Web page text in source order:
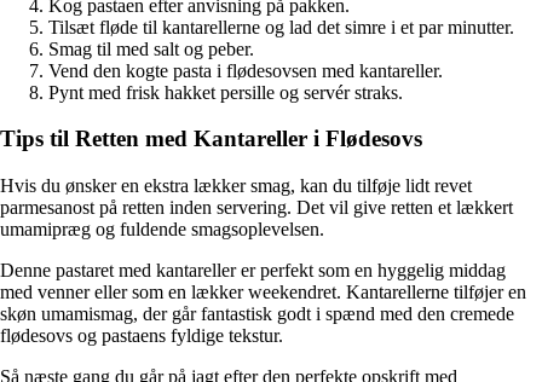
Kog pastaen efter anvisning på pakken.
Tilsæt fløde til kantarellerne og lad det simre i et par minutter.
Smag til med salt og peber.
Vend den kogte pasta i flødesovsen med kantareller.
Pynt med frisk hakket persille og servér straks.
Tips til Retten med Kantareller i Flødesovs
Hvis du ønsker en ekstra lækker smag, kan du tilføje lidt revet
parmesanost på retten inden servering. Det vil give retten et lækkert
umamipræg og fuldende smagsoplevelsen.
Denne pastaret med kantareller er perfekt som en hyggelig middag
med venner eller som en lækker weekendret. Kantarellerne tilføjer en
skøn umamismag, der går fantastisk godt i spænd med den cremede
flødesovs og pastaens fyldige tekstur.
Så næste gang du går på jagt efter den perfekte opskrift med